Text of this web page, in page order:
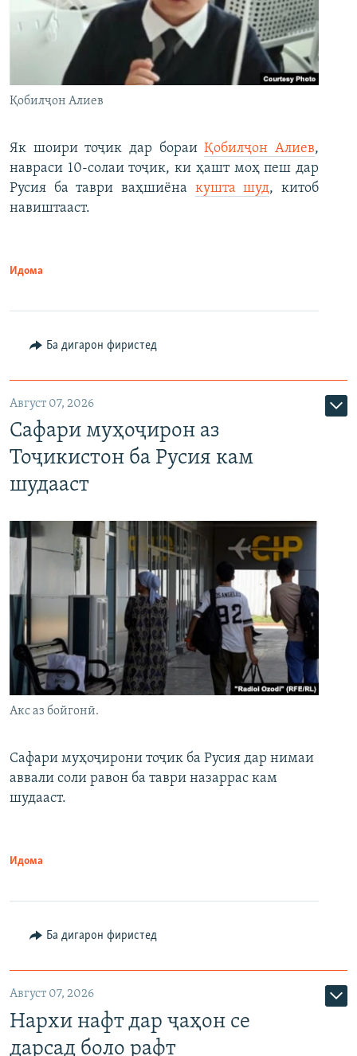
Қобилҷон Алиев
Як шоири тоҷик дар бораиҚобилҷон Алиев,
навраси 10-солаи тоҷик, ки ҳашт моҳ пеш дар
Русия ба таври ваҳшиёна кушта шуд, китоб
навиштааст.
Идома
Ба дигарон фиристед
Август 07, 2026
Сафари муҳоҷирон аз
Тоҷикистон ба Русия кам
шудааст
Акс аз бойгонӣ.
Сафари муҳоҷирони тоҷик ба Русия дар нимаи
аввали соли равон ба таври назаррас кам
шудааст.
Идома
Ба дигарон фиристед
Август 07, 2026
Нархи нафт дар ҷаҳон се
дарсад боло рафт